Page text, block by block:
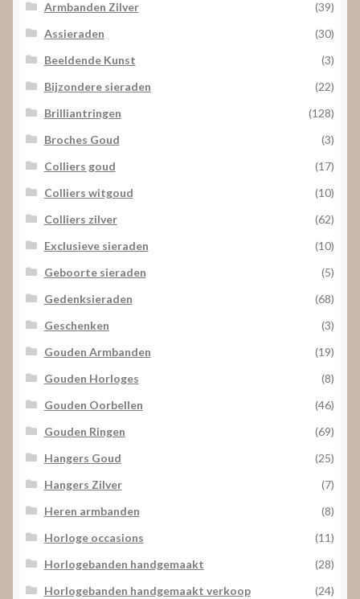
Armbanden Zilver
(39)
Assieraden
(30)
Beeldende Kunst
(3)
Bijzondere sieraden
(22)
Brilliantringen
(128)
Broches Goud
(3)
Colliers goud
(17)
Colliers witgoud
(10)
Colliers zilver
(62)
Exclusieve sieraden
(10)
Geboorte sieraden
(5)
Gedenksieraden
(68)
Geschenken
(3)
Gouden Armbanden
(19)
Gouden Horloges
(8)
Gouden Oorbellen
(46)
Gouden Ringen
(69)
Hangers Goud
(25)
Hangers Zilver
(7)
Heren armbanden
(8)
Horloge occasions
(11)
Horlogebanden handgemaakt
(28)
Horlogebanden handgemaakt verkoop
(24)